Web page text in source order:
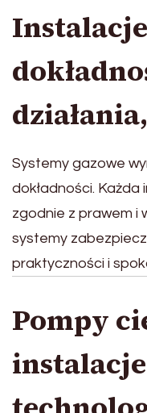
Systemy gazowe
dokładności.
zgodnie z prawem i
systemy
praktyczności i
Pompy